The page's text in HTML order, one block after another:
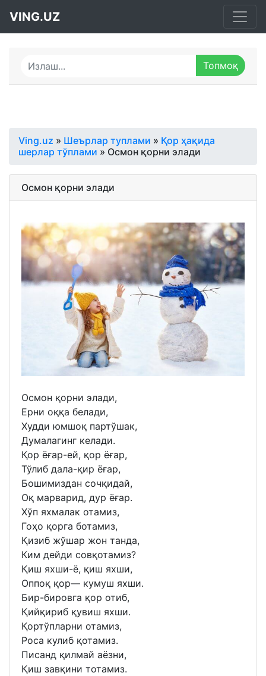
VING.UZ
Ving.uz » Шеърлар туплами » Қор ҳақида
шерлар тўплами » Осмон қорни элади
Осмон қорни элади
Осмон қорни элади,
Ерни оққа белади,
Худди юмшоқ партўшак,
Думалагинг келади.
Қор ёғар-ей, қор ёғар,
Тўлиб дала-қир ёғар,
Бошимиздан сочқидай,
Оқ марварид, дур ёғар.
Хўп яхмалак отамиз,
Гоҳо қорга ботамиз,
Қизиб жўшар жон танда,
Ким дейди совқотамиз?
Қиш яхши-ё, қиш яхши,
Оппоқ қор— кумуш яхши.
Бир-бировга қор отиб,
Қийқириб қувиш яхши.
Қортўпларни отамиз,
Роса кулиб қотамиз.
Писанд қилмай аёзни,
Қиш завқини тотамиз.